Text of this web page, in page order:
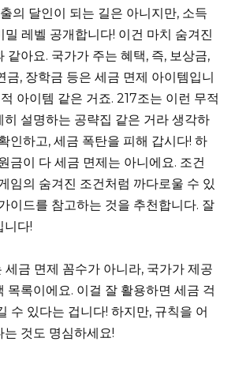
의 달인이 되는 길은 아니지만, 소득
밀 레벨 공개합니다! 이건 마치 숨겨진
같아요. 국가가 주는 혜택, 즉, 보상금,
금, 장학금 등은 세금 면제 아이템입니
아이템 같은 거죠. 217조는 이런 무적
히 설명하는 공략집 같은 거라 생각하
인하고, 세금 폭탄을 피해 갑시다! 하
금이 다 세금 면제는 아니에요. 조건
임의 숨겨진 조건처럼 까다로울 수 있
이드를 참고하는 것을 추천합니다. 잘
니다!
세금 면제 꼼수가 아니라, 국가가 제공
목록이에요. 이걸 잘 활용하면 세금 걱
수 있다는 겁니다! 하지만, 규칙을 어
것도 명심하세요!